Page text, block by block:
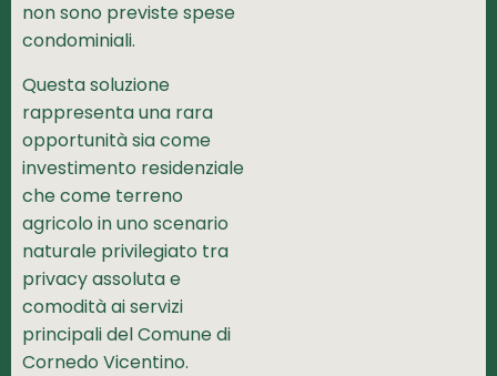
non sono previste spese
condominiali.
Questa soluzione
rappresenta una rara
opportunità sia come
investimento residenziale
che come terreno
agricolo in uno scenario
naturale privilegiato tra
privacy assoluta e
comodità ai servizi
principali del Comune di
Cornedo Vicentino.